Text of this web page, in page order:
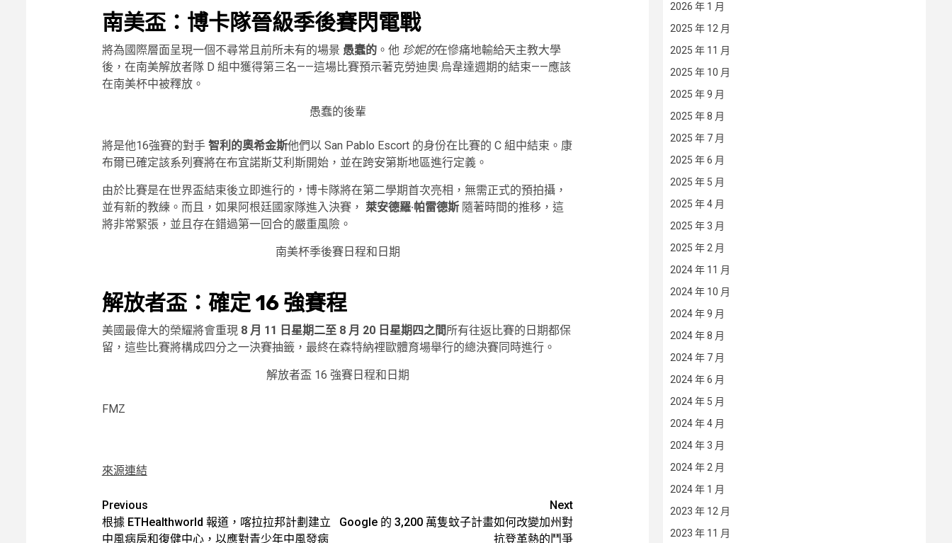
南美盃：博卡隊晉級季後賽閃電戰
將為國際層面呈現一個不尋常且前所未有的場景 愚蠢的。他 珍妮的在慘痛地輸給天主教大學
後，在南美解放者隊 D 組中獲得第三名——這場比賽預示著克勞迪奧·烏韋達週期的結束——應該
在南美杯中被釋放。
愚蠢的後輩
將是他16強賽的對手 智利的奧希金斯他們以 San Pablo Escort 的身份在比賽的 C 組中結束。康
布爾已確定該系列賽將在布宜諾斯艾利斯開始，並在跨安第斯地區進行定義。
由於比賽是在世界盃結束後立即進行的，博卡隊將在第二學期首次亮相，無需正式的預拍攝，
並有新的教練。而且，如果阿根廷國家隊進入決賽， 萊安德羅·帕雷德斯隨著時間的推移，這
將非常緊張，並且存在錯過第一回合的嚴重風險。
南美杯季後賽日程和日期
解放者盃：確定 16 強賽程
美國最偉大的榮耀將會重現 8 月 11 日星期二至 8 月 20 日星期四之間所有往返比賽的日期都保
留，這些比賽將構成四分之一決賽抽籤，最終在森特納裡歐體育場舉行的總決賽同時進行。
解放者盃 16 強賽日程和日期
FMZ
來源連結
Post
navigation
Previous
根據 ETHealthworld 報道，喀拉拉邦計劃建立
中風病房和復健中心，以應對青少年中風發病
Next
Google 的 3,200 萬隻蚊子計畫如何改變加州對
抗登革熱的鬥爭
2026 年 1 月
2025 年 12 月
2025 年 11 月
2025 年 10 月
2025 年 9 月
2025 年 8 月
2025 年 7 月
2025 年 6 月
2025 年 5 月
2025 年 4 月
2025 年 3 月
2025 年 2 月
2024 年 11 月
2024 年 10 月
2024 年 9 月
2024 年 8 月
2024 年 7 月
2024 年 6 月
2024 年 5 月
2024 年 4 月
2024 年 3 月
2024 年 2 月
2024 年 1 月
2023 年 12 月
2023 年 11 月